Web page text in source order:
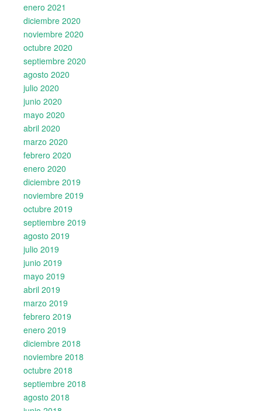
enero 2021
diciembre 2020
noviembre 2020
octubre 2020
septiembre 2020
agosto 2020
julio 2020
junio 2020
mayo 2020
abril 2020
marzo 2020
febrero 2020
enero 2020
diciembre 2019
noviembre 2019
octubre 2019
septiembre 2019
agosto 2019
julio 2019
junio 2019
mayo 2019
abril 2019
marzo 2019
febrero 2019
enero 2019
diciembre 2018
noviembre 2018
octubre 2018
septiembre 2018
agosto 2018